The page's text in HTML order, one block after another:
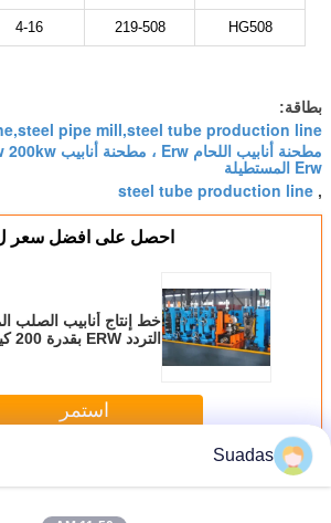
HG508
219-508
4-16
بطاقة:
pipe mill,steel tube production line
Erw المستطيلة
,
steel tube production line
احصل على افضل سعر
خط إنتاج أنابيب الصلب
التردد ERW بقدرة 200 كيلو واط
استمر
أكثرخط إنتاج أنابيب الصلب
Suadas